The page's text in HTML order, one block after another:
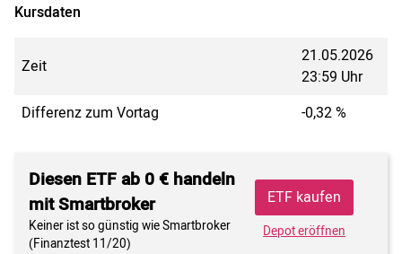
Kursdaten
Zeit
21.05.2026
23:59 Uhr
Differenz zum Vortag
-0,32 %
Diesen ETF ab 0 € handeln
mit Smartbroker
Keiner ist so günstig wie Smartbroker
(Finanztest 11/20)
ETF kaufen
Depot eröffnen